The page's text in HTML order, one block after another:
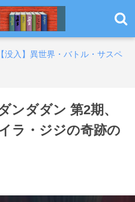
【没入】異世界・バトル・サスペ
ンダダン 第2期、
ラ・ジジの奇跡の